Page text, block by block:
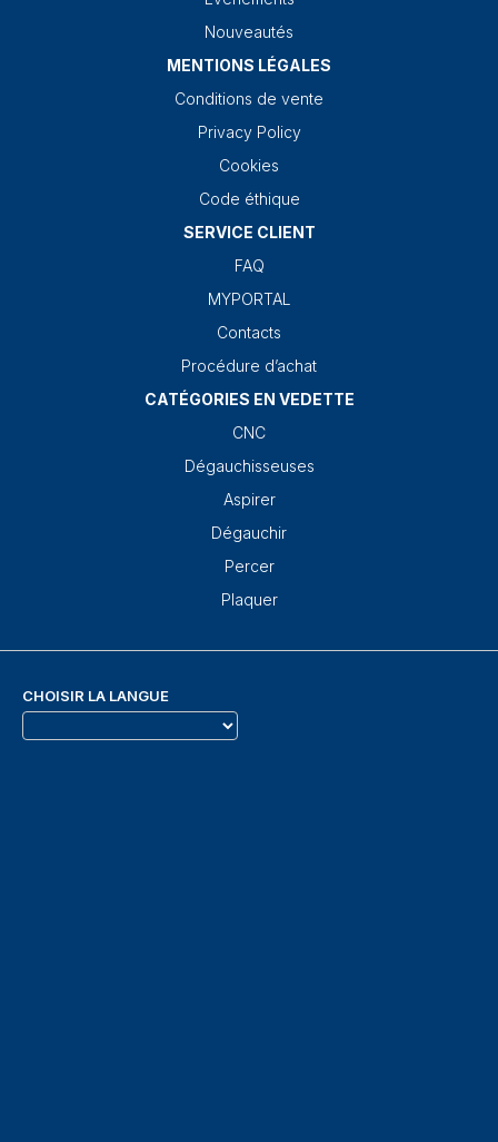
Nouveautés
MENTIONS LÉGALES
Conditions de vente
Privacy Policy
Cookies
Code éthique
SERVICE CLIENT
FAQ
MYPORTAL
Contacts
Procédure d’achat
CATÉGORIES EN VEDETTE
CNC
Dégauchisseuses
Aspirer
Dégauchir
Percer
Plaquer
CHOISIR LA LANGUE